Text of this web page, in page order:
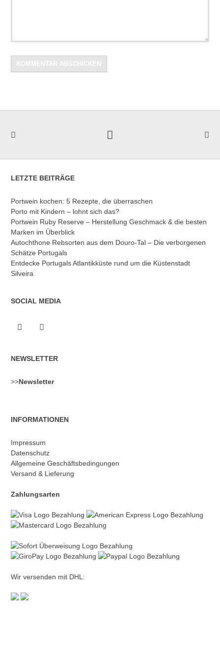
LETZTE BEITRÄGE
Portwein kochen: 5 Rezepte, die überraschen
Porto mit Kindern – lohnt sich das?
Portwein Ruby Reserve – Herstellung Geschmack & die besten
Marken im Überblick
Autochthone Rebsorten aus dem Douro-Tal – Die verborgenen
Schätze Portugals
Entdecke Portugals Atlantikküste rund um die Küstenstadt
Silveira
SOCIAL MEDIA
NEWSLETTER
>>Newsletter
INFORMATIONEN
Impressum
Datenschutz
Allgemeine Geschäftsbedingungen
Versand & Lieferung
Zahlungsarten
Wir versenden mit DHL: